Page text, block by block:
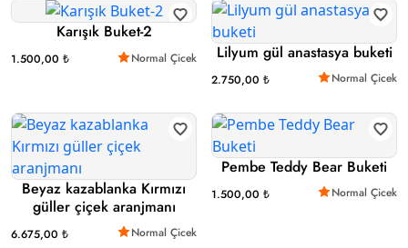
Karışık Buket-2
1.500,00 ₺ Normal Çicek Lilyum gül anastasya buketi
2.750,00 ₺ Normal Çicek
Beyaz kazablanka Kırmızı
güller çiçek aranjmanı
6.675,00 ₺ Normal Çicek
Pembe Teddy Bear Buketi
1.500,00 ₺ Normal Çicek